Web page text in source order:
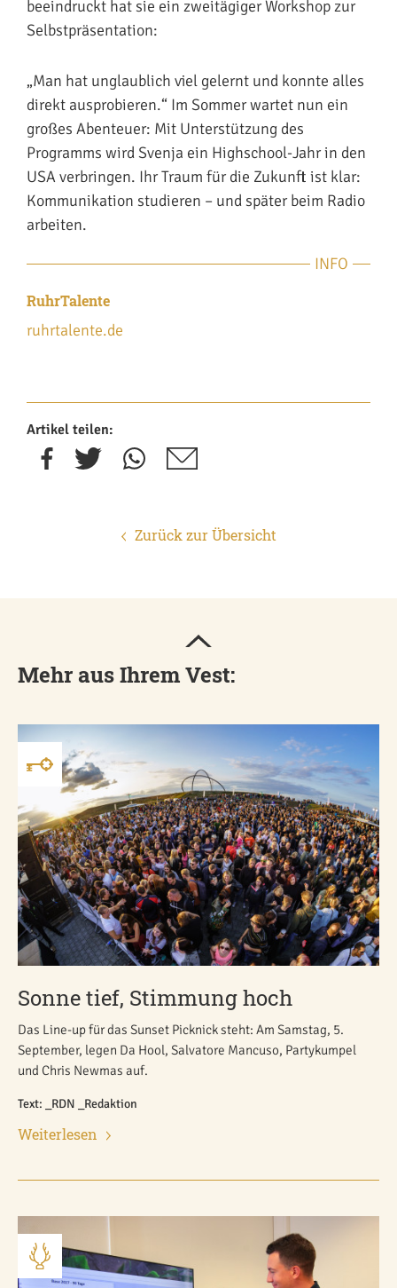
beeindruckt hat sie ein zweitägiger Workshop zur
Selbstpräsentation:
„Man hat unglaublich viel gelernt und konnte alles
direkt ausprobieren.“ Im Sommer wartet nun ein
großes Abenteuer: Mit Unterstützung des
Programms wird Svenja ein Highschool-Jahr in den
USA verbringen. Ihr Traum für die Zukunft ist klar:
Kommunikation studieren – und später beim Radio
arbeiten.
INFO
RuhrTalente
ruhrtalente.de
Artikel teilen:
Zurück zur Übersicht
Mehr aus Ihrem Vest:
Sonne tief, Stimmung hoch
Das Line-up für das Sunset Picknick steht: Am Samstag, 5.
September, legen Da Hool, Salvatore Mancuso, Partykumpel
und Chris Newmas auf.
Text: _RDN _Redaktion
Weiterlesen